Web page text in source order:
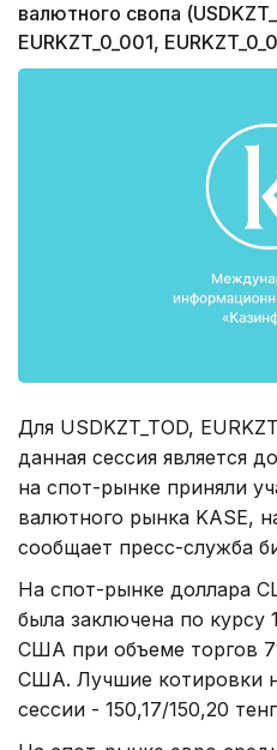
валютного свопа
EURKZT_0_001,
Для USDKZT_TOD,
данная сессия является
на спот-рынке приняли
валютного рынка KASE,
сообщает пресс-служба
На спот-рынке доллара
была заключена по курсу
США при объеме торгов
США. Лучшие котировки
сессии - 150,17/150,20